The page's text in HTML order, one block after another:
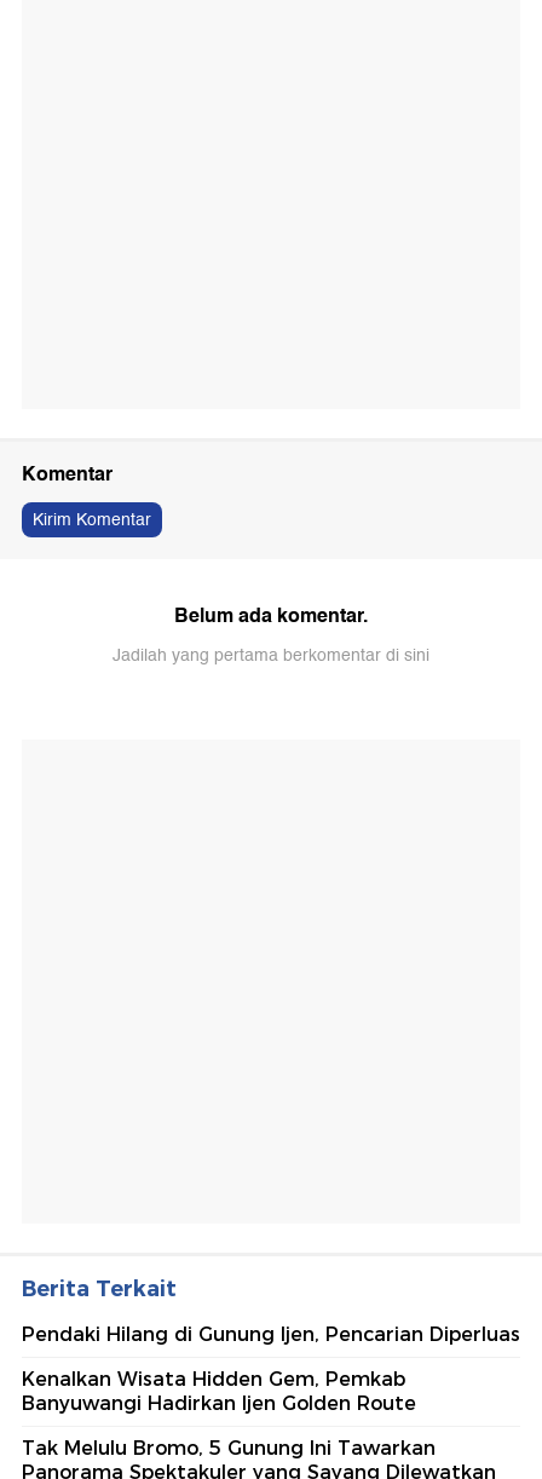
Komentar
Kirim Komentar
Belum ada komentar.
Jadilah yang pertama berkomentar di sini
Berita Terkait
Pendaki Hilang di Gunung Ijen, Pencarian Diperluas
Kenalkan Wisata Hidden Gem, Pemkab
Banyuwangi Hadirkan Ijen Golden Route
Tak Melulu Bromo, 5 Gunung Ini Tawarkan
Panorama Spektakuler yang Sayang Dilewatkan